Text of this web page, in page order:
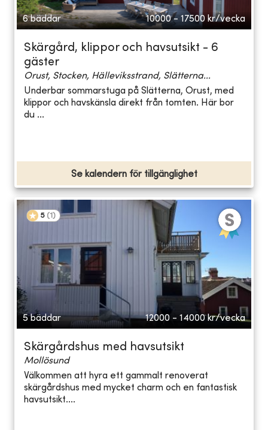
6 bäddar 10000 - 17500 kr/vecka
Skärgård, klippor och havsutsikt - 6
gäster
Orust, Stocken, Hälleviksstrand, Slätterna...
Underbar sommarstuga på Slätterna, Orust, med
klippor och havskänsla direkt från tomten. Här bor
du ...
Se kalendern för tillgänglighet
5 (1 )
5 bäddar 12000 - 14000 kr/vecka
Skärgårdshus med havsutsikt
Mollösund
Välkommen att hyra ett gammalt renoverat
skärgårdshus med mycket charm och en fantastisk
havsutsikt....